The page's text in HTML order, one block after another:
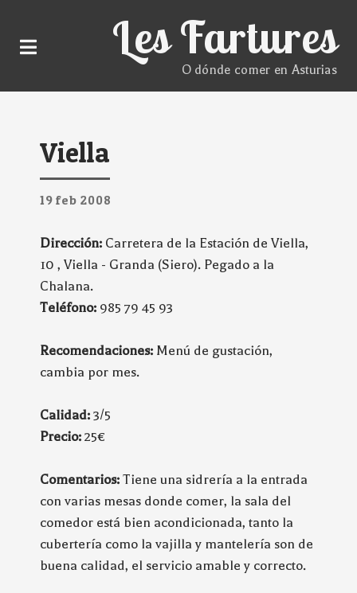
Les Fartures
O dónde comer en Asturias
Viella
19 feb 2008
Dirección: Carretera de la Estación de Viella,
10 , Viella - Granda (Siero). Pegado a la
Chalana.
Teléfono: 985 79 45 93
Recomendaciones: Menú de gustación,
cambia por mes.
Calidad: 3/5
Precio: 25€
Comentarios: Tiene una sidrería a la entrada
con varias mesas donde comer, la sala del
comedor está bien acondicionada, tanto la
cubertería como la vajilla y mantelería son de
buena calidad, el servicio amable y correcto.